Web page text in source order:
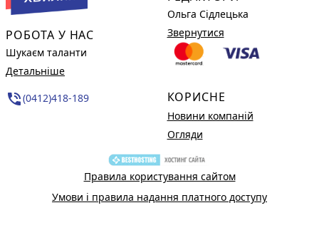
РОБОТА У НАС
Шукаєм таланти
Детальніше
phone_in_talk(0412)418-189
Ольга Сідлецька
Звернутися
КОРИСНЕ
Новини компаній
Огляди
Правила користування сайтом
Умови і правила надання платного доступу